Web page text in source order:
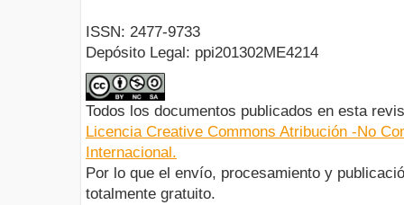
ISSN: 2477-9733
Depósito Legal: ppi201302ME4214
Todos los documentos publicados en esta
Licencia Creative Commons Atribución -No
Internacional.
Por lo que el envío, procesamiento y
totalmente gratuito.